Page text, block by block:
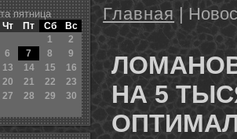
пятница
Чт Пт Сб
Вс
1
2
6 7 8
9
13 14 15
16
20 21 22
23
27 28 29
30
Главная |
НА 5